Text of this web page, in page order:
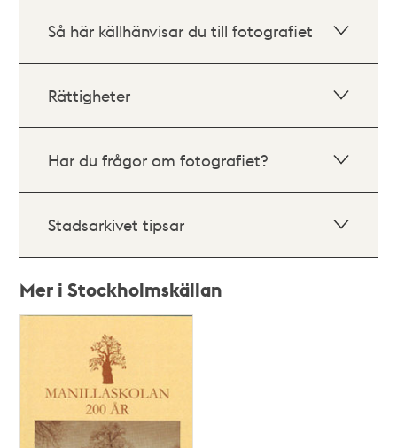
Så här källhänvisar du till fotografiet
Rättigheter
Har du frågor om fotografiet?
Stadsarkivet tipsar
Mer i Stockholmskällan
teman